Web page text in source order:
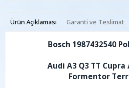
Ürün Açıklaması Garanti ve Teslimat
Bosch 1987432540
Audi A3 Q3 TT
Formentor